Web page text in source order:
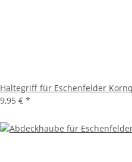
Haltegriff für Eschenfelder
9,95 € *